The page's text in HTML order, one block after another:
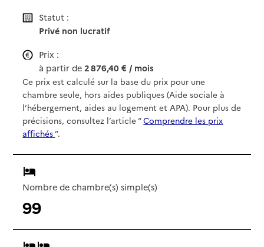
Statut :
Privé non lucratif
Prix :
à partir de2 876,40 € / mois
Ce prix est calculé sur la base du prix pour une
chambre seule, hors aides publiques (Aide sociale à
l’hébergement, aides au logement et APA). Pour plus de
précisions, consultez l’article “Comprendre les prix
affichés”.
Nombre de chambre(s) simple(s)
99